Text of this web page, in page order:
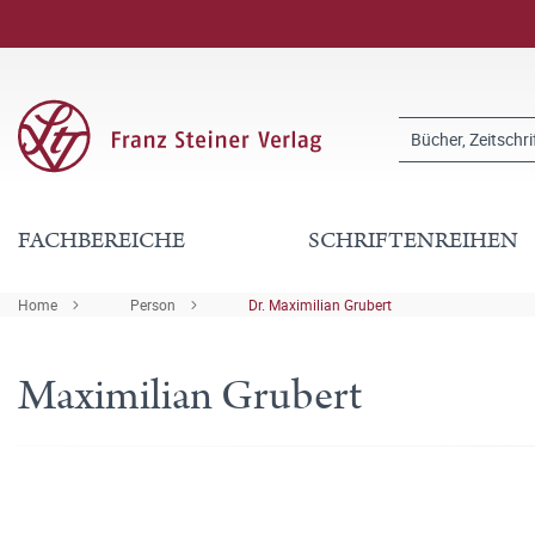
FACHBEREICHE SCHRIFTENREIHEN
Home Person Dr. Maximilian Grubert
Maximilian Grubert